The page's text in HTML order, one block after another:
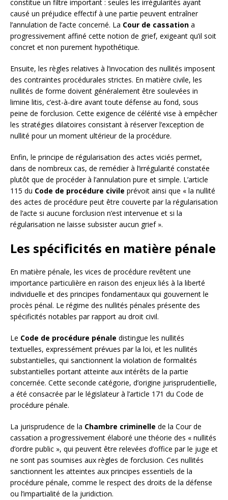
constitue un filtre important : seules les irrégularités ayant
causé un préjudice effectif à une partie peuvent entraîner
l’annulation de l’acte concerné. La Cour de cassation a
progressivement affiné cette notion de grief, exigeant qu’il soit
concret et non purement hypothétique.
Ensuite, les règles relatives à l’invocation des nullités imposent
des contraintes procédurales strictes. En matière civile, les
nullités de forme doivent généralement être soulevées in
limine litis, c’est-à-dire avant toute défense au fond, sous
peine de forclusion. Cette exigence de célérité vise à empêcher
les stratégies dilatoires consistant à réserver l’exception de
nullité pour un moment ultérieur de la procédure.
Enfin, le principe de régularisation des actes viciés permet,
dans de nombreux cas, de remédier à l’irrégularité constatée
plutôt que de procéder à l’annulation pure et simple. L’article
115 du Code de procédure civile prévoit ainsi que « la nullité
des actes de procédure peut être couverte par la régularisation
de l’acte si aucune forclusion n’est intervenue et si la
régularisation ne laisse subsister aucun grief ».
Les spécificités en matière pénale
En matière pénale, les vices de procédure revêtent une
importance particulière en raison des enjeux liés à la liberté
individuelle et des principes fondamentaux qui gouvernent le
procès pénal. Le régime des nullités pénales présente des
spécificités notables par rapport au droit civil.
Le Code de procédure pénale distingue les nullités
textuelles, expressément prévues par la loi, et les nullités
substantielles, qui sanctionnent la violation de formalités
substantielles portant atteinte aux intérêts de la partie
concernée. Cette seconde catégorie, d’origine jurisprudentielle,
a été consacrée par le législateur à l’article 171 du Code de
procédure pénale.
La jurisprudence de la Chambre criminelle de la Cour de
cassation a progressivement élaboré une théorie des « nullités
d’ordre public », qui peuvent être relevées d’office par le juge et
ne sont pas soumises aux règles de forclusion. Ces nullités
sanctionnent les atteintes aux principes essentiels de la
procédure pénale, comme le respect des droits de la défense
ou l’impartialité de la juridiction.